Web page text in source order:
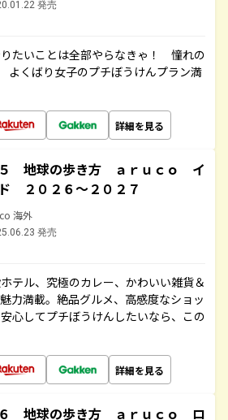
発売
たいことは全部やらなきゃ！ 憧れの
くばり女子のプチぼうけんプラン満
詳細を見る
地球の歩き方 ａｒｕｃｏ イ
２０２６～２０２７
海外
発売
テル、究極のカレー、かわいい雑貨＆
力満載。絶品グルメ、高感度なショッ
心してプチぼうけんしたいなら、この
詳細を見る
地球の歩き方 ａｒｕｃｏ ロ